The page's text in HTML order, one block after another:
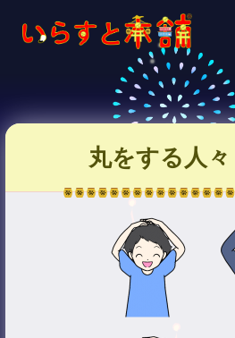
丸をする人々